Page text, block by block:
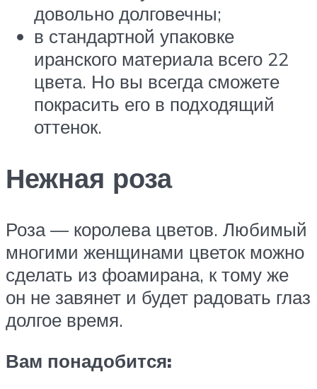
довольно долговечны;
в стандартной упаковке
иранского материала всего 22
цвета. Но вы всегда сможете
покрасить его в подходящий
оттенок.
Нежная роза
Роза — королева цветов. Любимый
многими женщинами цветок можно
сделать из фоамирана, к тому же
он не завянет и будет радовать глаз
долгое время.
Вам понадобится: